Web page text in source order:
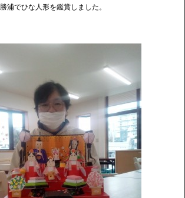
勝浦でひな人形を鑑賞しました。